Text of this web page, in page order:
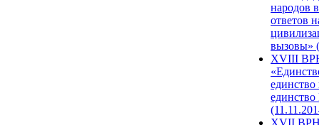
народов
ответов
вызовы»
XVIII
единство
единство
XVII